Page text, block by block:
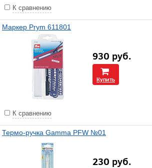
К сравнению
Маркер Prym 611801
930 руб.
Купить
К сравнению
Термо-ручка Gamma PFW №01
230 руб.